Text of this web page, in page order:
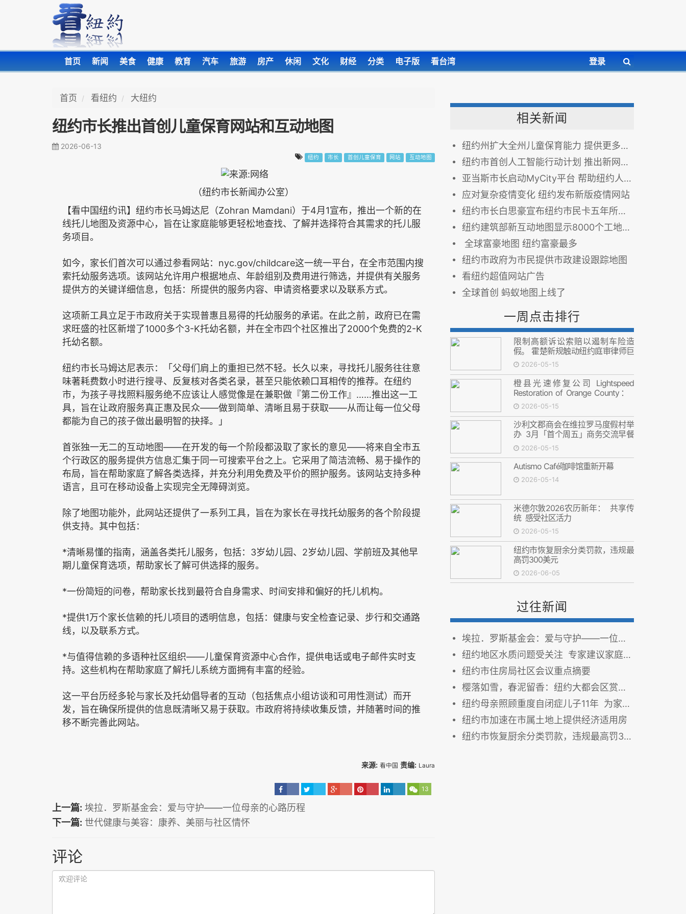
首页 新闻 美食 健康 教育 汽车 旅游 房产 休闲 文化 财经 分类 电子版 看台湾 登录
首页 看纽约 大纽约
纽约市长推出首创儿童保育网站和互动地图
2026-06-13
纽约 市长 首创儿童保育 网站 互动地图
（纽约市长新闻办公室）
【看中国纽约讯】纽约市长马姆达尼（Zohran Mamdani）于4月 1宣布，推出一个新的在
线托儿地图及资源中心，旨在让家庭能够更轻松地查找、了解并选择符合其需求的托儿服
务项目。
如今，家长们首次可以通过参看网站： nyc.gov/childcare这一统一平台，在全市范围内搜
索托幼服务选项。该网站允许用户根据地点、年龄组别及费用进行筛选，并提供有关服务
提供方的关键详细信息，包括：所提供的服务内容、申请资格要求以及联系方式。
这项新工具立足于市政府关于实现普惠且易得的托幼服务的承诺。在此之前，政府已在需
求旺盛的社区新增了1000多个3-K托幼名额，并在全市四个社区推出了2000个免费的2-K
托幼名额。
纽约市长马姆达尼表示：「父母们肩上的重担已然不轻。长久以来，寻找托儿服务往往意
味著耗费数小时进行搜寻、反复核对各类名录，甚至只能依赖口耳相传的推荐。在纽约
市，为孩子寻找照料服务绝不应该让人感觉像是在兼职做『第二份工作』 ……推出这一工
具，旨在让政府服务真正惠及民众——做到简单、清晰且易于获取——从而让每一位父母
都能为自己的孩子做出最明智的抉择。」
首张独一无二的互动地图——在开发的每一个阶段都汲取了家长的意见——将来自全市五
个行政区的服务提供方信息汇集于同一可搜索平台之上。它采用了简洁流畅、易于操作的
布局，旨在帮助家庭了解各类选择，并充分利用免费及平价的照护服务。该网站支持多种
语言，且可在移动设备上实现完全无障碍浏览。
除了地图功能外，此网站还提供了一系列工具，旨在为家长在寻找托幼服务的各个阶段提
供支持。其中包括：
*清晰易懂的指南，涵盖各类托儿服务，包括： 3岁幼儿园、 2岁幼儿园、学前班及其他早
期儿童保育选项，帮助家长了解可供选择的服务。
*一份简短的问卷，帮助家长找到最符合自身需求、时间安排和偏好的托儿机构。
*提供1万个家长信赖的托儿项目的透明信息，包括：健康与安全检查记录、步行和交通路
线，以及联系方式。
*与值得信赖的多语种社区组织——儿童保育资源中心合作，提供电话或电子邮件实时支
持。这些机构在帮助家庭了解托儿系统方面拥有丰富的经验。
这一平台历经多轮与家长及托幼倡导者的互动（包括焦点小组访谈和可用性测试）而开
发，旨在确保所提供的信息既清晰又易于获取。市政府将持续收集反馈，并随著时间的推
移不断完善此网站。
来源: 看中国 责编: Laura
13
上一篇: 埃拉．罗斯基金会：爱与守护——一位母亲的心路历程
下一篇: 世代健康与美容：康养、美丽与社区情怀
评论
相关新闻
纽约州扩大全州儿童保育能力 提供更多优质护理
纽约市首创人工智能行动计划 推出新网站助企业发展融资
亚当斯市长启动MyCity平台 帮助纽约人检查资格、申请和跟踪城市服务和福利
应对复杂疫情变化 纽约发布新版疫情网站
纽约市长白思豪宣布纽约市民卡五年所获效益
纽约建筑部新互动地图显示8000个工地需安全培训
全球富豪地图 纽约富豪最多
纽约市政府为市民提供市政建设跟踪地图
看纽约超值网站广告
全球首创 蚂蚁地图上线了
一周点击排行
限制高额诉讼索赔以遏制车险造
假。 霍楚新规触动纽约庭审律师巨
大利益
2026-05-15
橙县光速修复公司 Lightspeed
Restoration of Orange County：
修复的不只是房子，更是安心
2026-05-15
沙利文郡商会在维拉罗马度假村举
办 3月「首个周五」商务交流早餐
会2026-05-15
Autismo Café咖啡馆重新开幕
2026-05-14
米德尔敦2026农历新年： 共享传
统 感受社区活力
2026-05-15
纽约市恢复厨余分类罚款，违规最
高罚300美元
2026-06-05
过往新闻
埃拉．罗斯基金会：爱与守护——一位母亲的心路历程
纽约地区水质问题受关注 专家建议家庭先检测饮用水
纽约市住房局社区会议重点摘要
樱落如雪，春泥留香：纽约大都会区赏樱指南
纽约母亲照顾重度自闭症儿子11年 为家庭发声争取更多支持
纽约市加速在市属土地上提供经济适用房
纽约市恢复厨余分类罚款，违规最高罚300美元